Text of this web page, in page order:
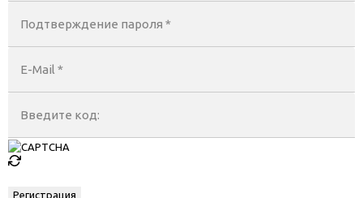
Подтверждение пароля *
E-Mail *
Введите код: